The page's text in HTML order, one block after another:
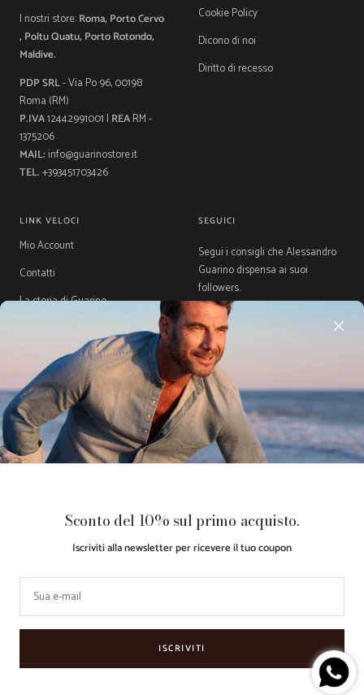
Sconto del 10% sul primo acquisto.
Iscriviti alla newsletter per ricevere il tuo coupon
Sua e-mail
ISCRIVITI
I nostri store:Roma, Porto Cervo
, Poltu Quatu, Porto Rotondo,
Maldive.
PDP SRL- Via Po 96, 00198
Roma (RM)
P.IVA12442991001 | REARM -
1375206
MAIL: info@guarinostore.it
TEL.+393451703426
Cookie Policy
Dicono di noi
Diritto di recesso
LINK VELOCI
Mio Account
Contatti
La storia di Guarino
Guida Taglie
Acquista ora, Paga dopo con
Klarna
SEGUICI
Segui i consigli che Alessandro
Guarino dispensa ai suoi
followers.
Paese/Area
Lingua
Made with ♥
by
Retail
Partner
Le tue preferenze relative alla
privacy